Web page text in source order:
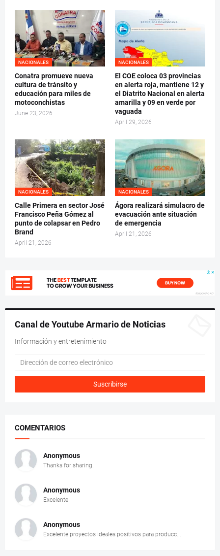
NACIONALES
Conatra promueve nueva
cultura de tránsito y
educación para miles de
motoconchistas
June 23, 2026
NACIONALES
El COE coloca 03 provincias
en alerta roja, mantiene 12 y
el Diatrito Nacional en alerta
amarilla y 09 en verde por
vaguada
April 29, 2026
NACIONALES
Calle Primera en sector José
Francisco Peña Gómez al
punto de colapsar en Pedro
Brand
April 21, 2026
NACIONALES
Ágora realizará simulacro de
evacuación ante situación
de emergencia
April 21, 2026
Canal de Youtube Armario de Noticias
Información y entretenimiento
COMENTARIOS
Anonymous
Thanks for sharing.
Anonymous
Excelente
Anonymous
Excelente proyectos ideales positivos para producc...